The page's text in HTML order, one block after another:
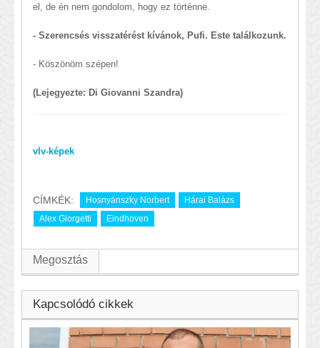
el, de én nem gondolom, hogy ez történne.
- Szerencsés visszatérést kívánok, Pufi. Este találkozunk.
- Köszönöm szépen!
(Lejegyezte: Di Giovanni Szandra)
vlv-képek
CÍMKÉK: Hosnyánszky Norbert
Hárai Balázs
Alex Giorgetti
Eindhoven
Megosztás
Kapcsolódó cikkek